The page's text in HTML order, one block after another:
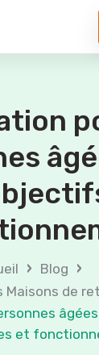
› Blog ›
Maisons de
âgées
et